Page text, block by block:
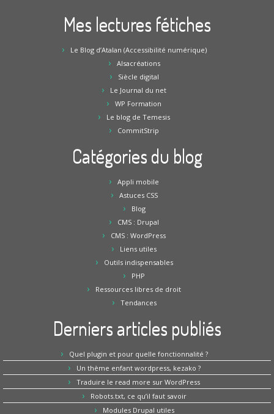
Mes lectures fétiches
Le Blog d’Atalan (Accessibilité numérique)
Alsacréations
Siècle digital
Le Journal du net
WP Formation
Le blog de Temesis
CommitStrip
Catégories du blog
Appli mobile
Astuces CSS
Blog
CMS : Drupal
CMS : WordPress
Liens utiles
Outils indispensables
PHP
Ressources libres de droit
Tendances
Derniers articles publiés
Quel plugin et pour quelle fonctionnalité ?
Un thème enfant wordpress, kezako ?
Traduire le read more sur WordPress
Robots.txt, ce qu’il faut savoir
Modules Drupal utiles